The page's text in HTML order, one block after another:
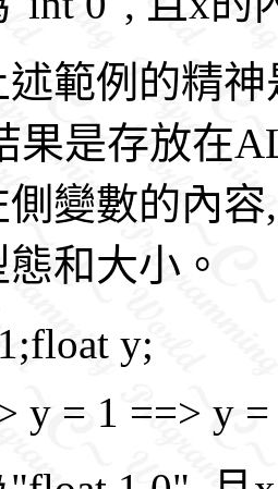
範例的精
果是存放在
變數的內
和大小。
y;
y = 1 ==> y